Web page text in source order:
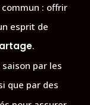
: offrir
esprit de
.
par les
que par des